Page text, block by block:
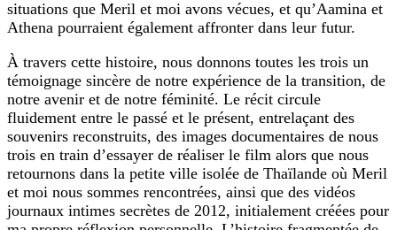
situations que Meril et moi avons vécues, et qu’Aamina et
Athena pourraient également affronter dans leur futur.
À travers cette histoire, nous donnons toutes les trois un
témoignage sincère de notre expérience de la transition, de
notre avenir et de notre féminité. Le récit circule
fluidement entre le passé et le présent, entrelaçant des
souvenirs reconstruits, des images documentaires de nous
trois en train d’essayer de réaliser le film alors que nous
retournons dans la petite ville isolée de Thaïlande où Meril
et moi nous sommes rencontrées, ainsi que des vidéos
journaux intimes secrètes de 2012, initialement créées pour